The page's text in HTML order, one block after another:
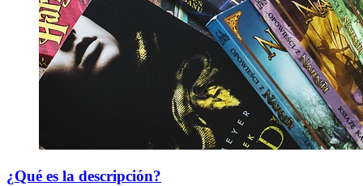
¿Qué es la descripción?